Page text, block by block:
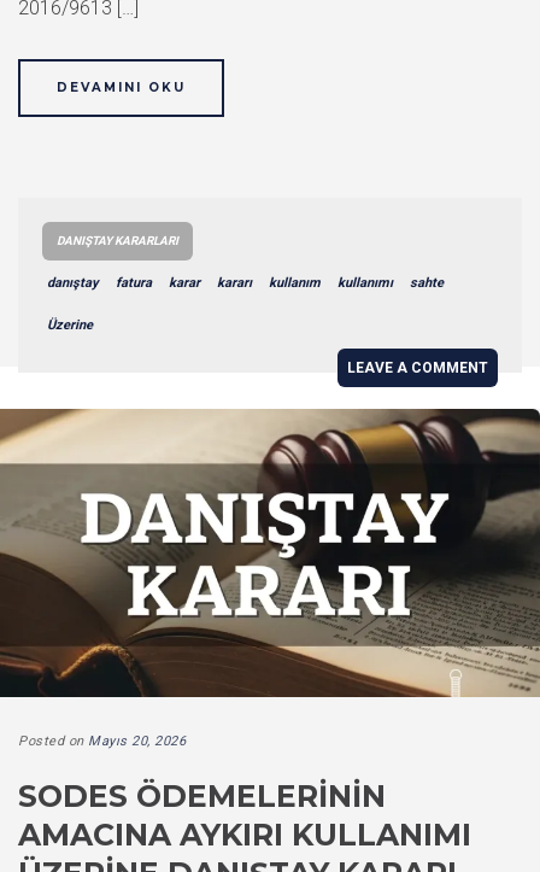
2016/9613 […]
DEVAMINI OKU
DANIŞTAY KARARLARI
danıştay fatura karar kararı kullanım kullanımı sahte
Üzerine
LEAVE A COMMENT
Posted on Mayıs 20, 2026
SODES ÖDEMELERININ
AMACINA AYKIRI KULLANIMI